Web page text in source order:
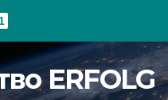
ERFOLG